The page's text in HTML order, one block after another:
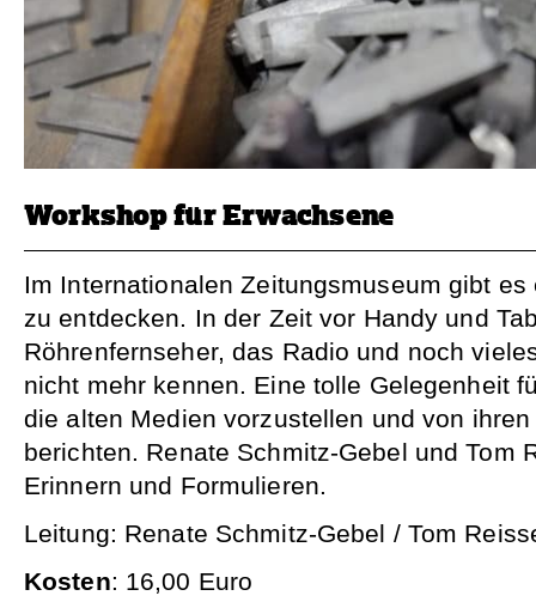
Workshop für Erwachsene
Im Internationalen Zeitungsmuseum gibt
zu entdecken. In der Zeit vor Handy und
Röhrenfernseher, das Radio und noch
nicht mehr kennen. Eine tolle Gelegenheit
die alten Medien vorzustellen und von
berichten. Renate Schmitz-Gebel und Tom
Erinnern und Formulieren.
Leitung: Renate Schmitz-Gebel / Tom
Kosten: 16,00 Euro